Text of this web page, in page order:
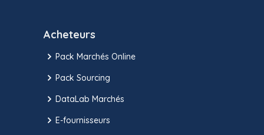
Acheteurs
Pack Marchés Online
Pack Sourcing
DataLab Marchés
E-fournisseurs